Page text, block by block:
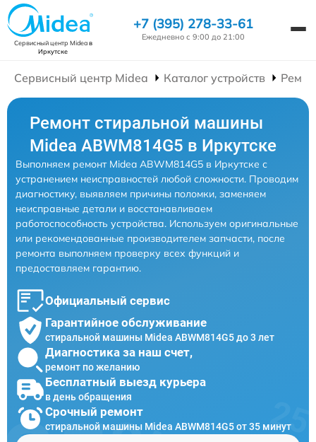
Сервисный центр Mideaв
Иркутске
+7 (395) 278-33-61
Ежедневно с 9:00 до 21:00
Сервисный центр Midea Каталог устройств
Ремонт стиральной машины
Midea ABWM814G5 в Иркутске
Выполняем ремонт Midea ABWM814G5 в Иркутске с
устранением неисправностей любой сложности. Проводим
диагностику, выявляем причины поломки, заменяем
неисправные детали и восстанавливаем
работоспособность устройства. Используем оригинальные
или рекомендованные производителем запчасти, после
ремонта выполняем проверку всех функций и
предоставляем гарантию.
Официальный сервис
Гарантийное обслуживание
стиральной машины Midea ABWM814G5 до 3 лет
Диагностика за наш счет,
ремонт по желанию
Бесплатный выезд курьера
в день обращения
Срочный ремонт
стиральной машины Midea ABWM814G5 от 35 минут